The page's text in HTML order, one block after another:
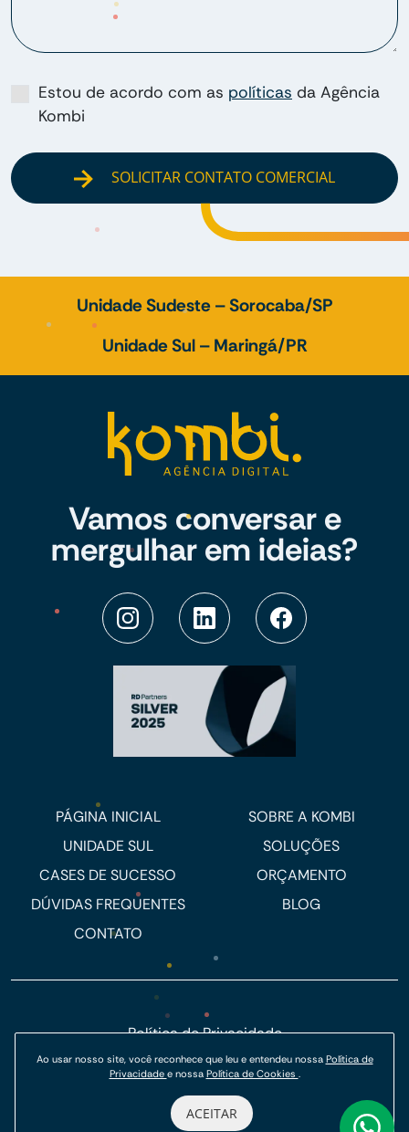
Estou de acordo com as políticas da Agência
Kombi
SOLICITAR CONTATO COMERCIAL
Unidade Sudeste – Sorocaba/SP
Unidade Sul – Maringá/PR
Vamos conversar e
mergulhar em ideias?
PÁGINA INICIAL
SOBRE A KOMBI
UNIDADE SUL
SOLUÇÕES
CASES DE SUCESSO
ORÇAMENTO
DÚVIDAS FREQUENTES
BLOG
CONTATO
Política de Privacidade
Política de Cookies
© Kombi Agência Digital 2026.
Ao usar nosso site, você reconhece que leu e entendeu nossa Política de
Privacidade e nossa Política de Cookies .
ACEITAR